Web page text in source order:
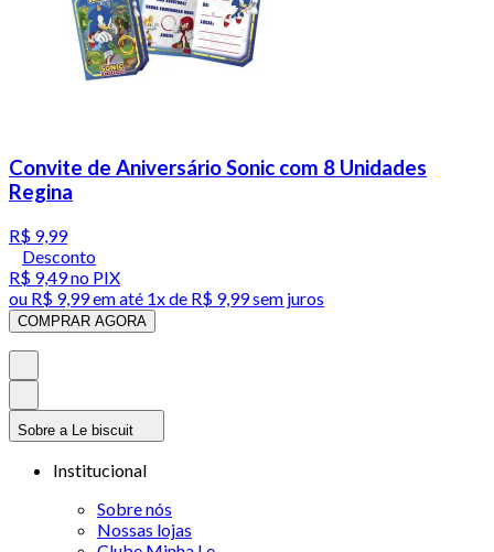
Convite de Aniversário Sonic com 8 Unidades
Regina
R$ 9,99
Desconto
R$ 9,49no PIX
ou R$ 9,99em até 1x de R$ 9,99sem juros
COMPRAR AGORA
Sobre a Le biscuit
Institucional
Sobre nós
Nossas lojas